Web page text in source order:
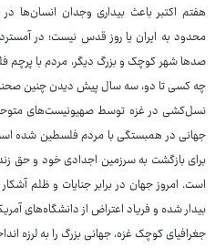
هفتم اکتبر باعث بیداری وجدان انسان‌ها
محدود به ایران یا روز قدس نیست؛ در
صدها شهر کوچک و بزرگ دیگر، مردم با پرچم
چه کسی تا دو، سه سال پیش دیدن چنین
نسل‌کشی در غزه توسط صهیونیست‌های
جهانی در همبستگی با مردم فلسطین شده
برای بازگشت به سرزمین اجدادی خود و حق
است. امروز جهان در برابر جنایات و ظلم
بیدار شده و فریاد اعتراض از دانشگاه‌های
جغرافیای کوچک غزه، جهانی بزرگ را به لرزه